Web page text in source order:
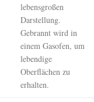
lebensgroßen
Darstellung.
Gebrannt wird in
einem Gasofen, um
lebendige
Oberflächen zu
erhalten.